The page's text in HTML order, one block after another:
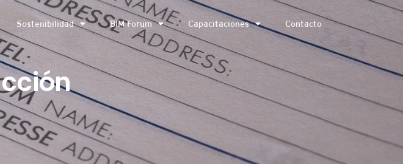
Sostenibilidad BIM Forum Capacitaciones Contacto